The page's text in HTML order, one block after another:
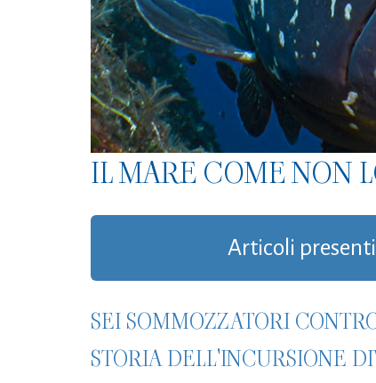
IL MARE COME NON
Articoli
SEI SOMMOZZATORI
STORIA DELL'INCURSIONE